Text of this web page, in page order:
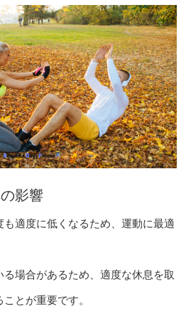
影響
適度に低くなるため、運動に最適
場合があるため、適度な休息を取
とが重要です。